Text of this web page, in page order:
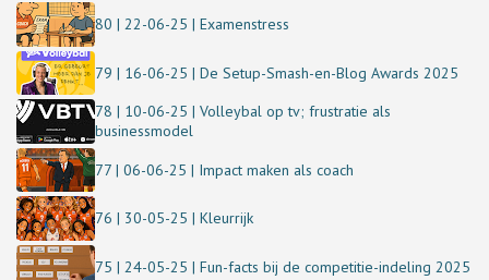
80 | 22-06-25 | Examenstress
79 | 16-06-25 | De Setup-Smash-en-Blog Awards 2025
78 | 10-06-25 | Volleybal op tv; frustratie als
businessmodel
77 | 06-06-25 | Impact maken als coach
76 | 30-05-25 | Kleurrijk
75 | 24-05-25 | Fun-facts bij de competitie-indeling 2025